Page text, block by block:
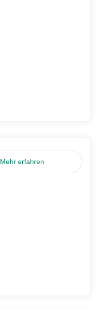
Mehr erfahren